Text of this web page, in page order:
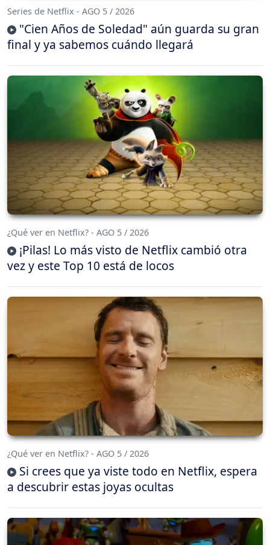
Series de Netflix - AGO 5 / 2026
"Cien Años de Soledad" aún guarda su gran
final y ya sabemos cuándo llegará
¿Qué ver en Netflix? - AGO 5 / 2026
¡Pilas! Lo más visto de Netflix cambió otra
vez y este Top 10 está de locos
¿Qué ver en Netflix? - AGO 5 / 2026
Si crees que ya viste todo en Netflix, espera
a descubrir estas joyas ocultas